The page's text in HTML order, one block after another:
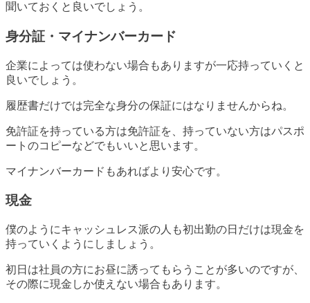
聞いておくと良いでしょう。
身分証・マイナンバーカード
企業によっては使わない場合もありますが一応持っていくと
良いでしょう。
履歴書だけでは完全な身分の保証にはなりませんからね。
免許証を持っている方は免許証を、持っていない方はパスポ
ートのコピーなどでもいいと思います。
マイナンバーカードもあればより安心です。
現金
僕のようにキャッシュレス派の人も初出勤の日だけは現金を
持っていくようにしましょう。
初日は社員の方にお昼に誘ってもらうことが多いのですが、
その際に現金しか使えない場合もあります。